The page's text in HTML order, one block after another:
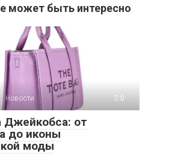
может быть интересно
Новости 0
Джейкобса: от
до иконы
моды